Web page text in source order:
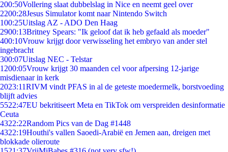
200:50Vollering slaat dubbelslag in Nice en neemt geel over
2200:28Jesus Simulator komt naar Nintendo Switch
100:25Uitslag AZ - ADO Den Haag
2900:13Britney Spears: "Ik geloof dat ik heb gefaald als moeder"
400:10Vrouw krijgt door verwisseling het embryo van ander stel
ingebracht
300:07Uitslag NEC - Telstar
1200:05Vrouw krijgt 30 maanden cel voor afpersing 12-jarige
misdienaar in kerk
2023:11RIVM vindt PFAS in al de geteste moedermelk, borstvoeding
blijft advies
5522:47EU bekritiseert Meta en TikTok om verspreiden desinformatie
Ceuta
4322:22Random Pics van de Dag #1448
4322:19Houthi's vallen Saoedi-Arabië en Jemen aan, dreigen met
blokkade olieroute